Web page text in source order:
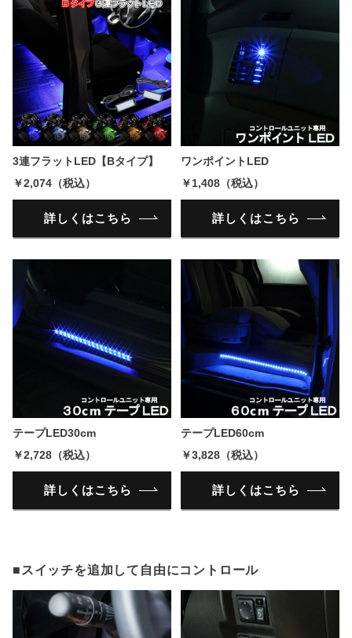
3連フラットLED【Bタイプ】
￥2,074（税込）
詳しくはこちら
ワンポイントLED
￥1,408（税込）
詳しくはこちら
テープLED30cm
￥2,728（税込）
詳しくはこちら
テープLED60cm
￥3,828（税込）
詳しくはこちら
■スイッチを追加して自由にコントロール